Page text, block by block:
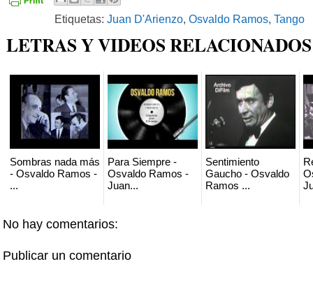
Etiquetas: Juan D'Arienzo, Osvaldo Ramos, Tango
LETRAS Y VIDEOS RELACIONADOS
Sombras nada más
- Osvaldo Ramos -
...
Para Siempre -
Osvaldo Ramos -
Juan...
Sentimiento
Gaucho - Osvaldo
Ramos ...
No hay comentarios:
Publicar un comentario